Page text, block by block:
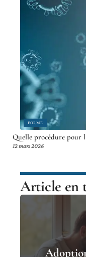
FORME
Quelle procédure pour
12 mars 2026
Article en